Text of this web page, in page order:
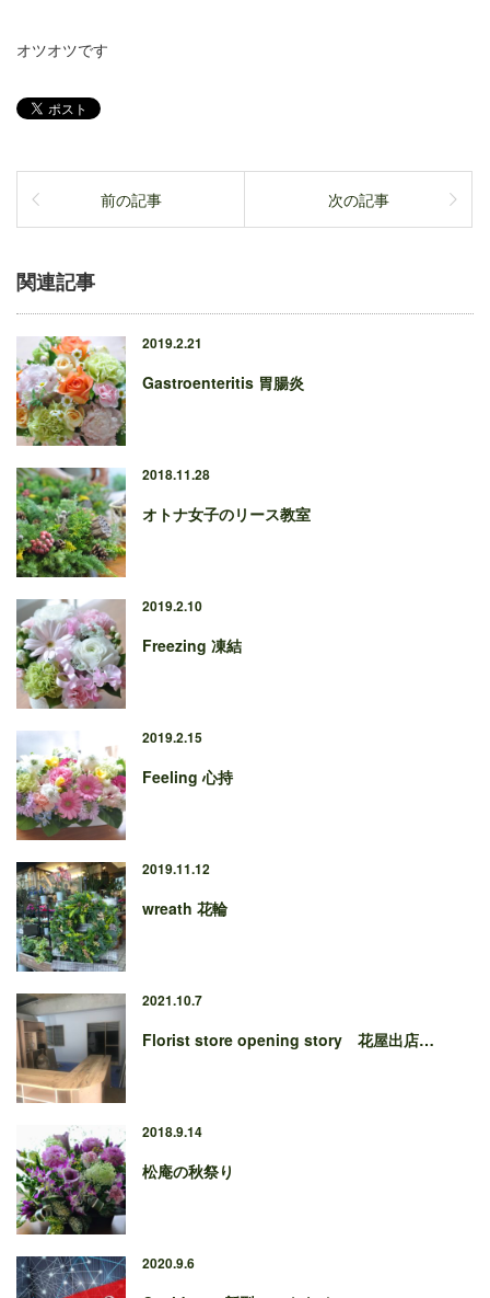
オツオツです
前の記事 次の記事
関連記事
2019.2.21
Gastroenteritis 胃腸炎
2018.11.28
オトナ女子のリース教室
2019.2.10
Freezing 凍結
2019.2.15
Feeling 心持
2019.11.12
wreath 花輪
2021.10.7
Florist store opening story 花屋出店…
2018.9.14
松庵の秋祭り
2020.9.6